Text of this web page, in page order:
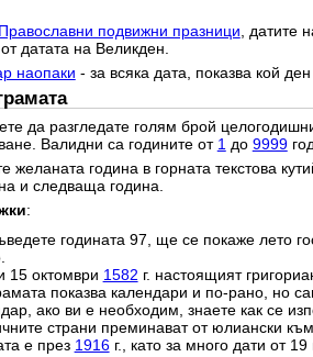
Православни подвижни празници , датите
датата на Великден.
наопаки - за всяка дата, показва кой
да разгледате голям брой
Валидни са годините от 1до 9999
желаната година в горната текстова
и следваща година.
:
годината 97, ще се покаже лето
15 октомври 1582 г. настоящият
показва календари и по-рано, но
ако ви е необходим, знаете как се
страни преминават от юлиански
е през 1916г., като за много дати от